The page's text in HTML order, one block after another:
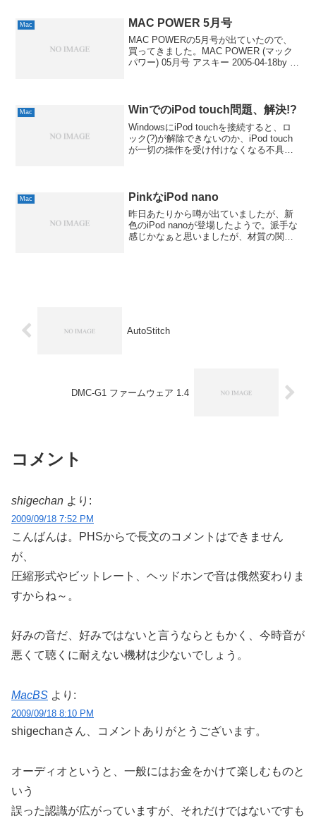
Mac MAC POWER 5月号
MAC POWERの5月号が出ていたので、
買ってきました。MAC POWER (マック
パワー) 05月号 アスキー 2005-04-18by G-
Mac WinでのiPod touch問題、解決!?
WindowsにiPod touchを接続すると、ロ
ック(?)が解除できないのか、iPod touch
が一切の操作を受け付けなくなる不具合
Mac PinkなiPod nano
昨日あたりから噂が出ていましたが、新
色のiPod nanoが登場したようで。派手な
感じかなぁと思いましたが、材質の関係
AutoStitch
DMC-G1 ファームウェア 1.4
コメント
shigechan より:
2009/09/18 7:52 PM
こんばんは。PHSからで長文のコメントはできません
が、
圧縮形式やビットレート、ヘッドホンで音は俄然変わりま
すからね～。
好みの音だ、好みではないと言うならともかく、今時音が
悪くて聴くに耐えない機材は少ないでしょう。
MacBS より:
2009/09/18 8:10 PM
shigechanさん、コメントありがとうございます。
オーディオというと、一般にはお金をかけて楽しむものと
いう
誤った認識が広がっていますが、それだけではないですも